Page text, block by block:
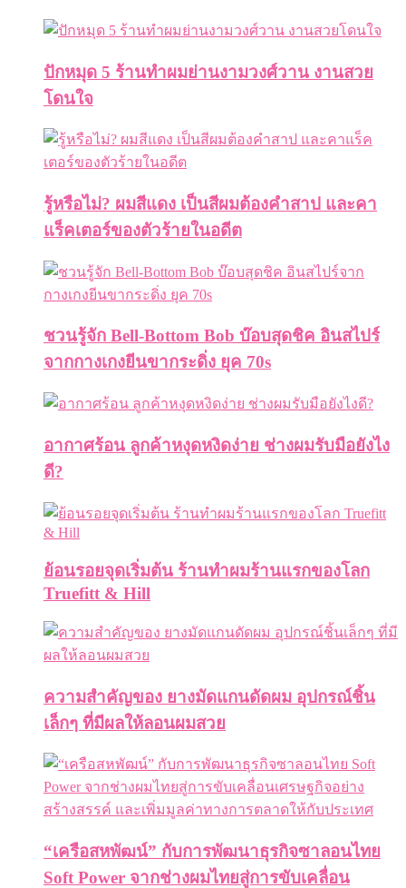
ปักหมุด 5 ร้านทำผมย่านงามวงศ์วาน งานสวย
โดนใจ
รู้หรือไม่? ผมสีแดง เป็นสีผมต้องคำสาป และคา
แร็คเตอร์ของตัวร้ายในอดีต
ชวนรู้จัก Bell-Bottom Bob บ๊อบสุดชิค อินสไปร์
จากกางเกงยีนขากระดิ่ง ยุค 70s
อากาศร้อน ลูกค้าหงุดหงิดง่าย ช่างผมรับมือยังไง
ดี?
ย้อนรอยจุดเริ่มต้น ร้านทำผมร้านแรกของโลก
Truefitt & Hill
ความสำคัญของ ยางมัดแกนดัดผม อุปกรณ์ชิ้น
เล็กๆ ที่มีผลให้ลอนผมสวย
“เครือสหพัฒน์” กับการพัฒนาธุรกิจซาลอนไทย
Soft Power จากช่างผมไทยสู่การขับเคลื่อน